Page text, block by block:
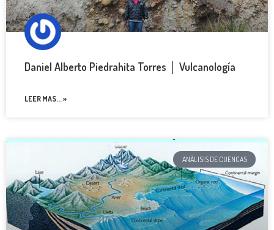
Daniel Alberto Piedrahita Torres │ Vulcanología
LEER MAS... »
ANÁLISIS DE CUENCAS